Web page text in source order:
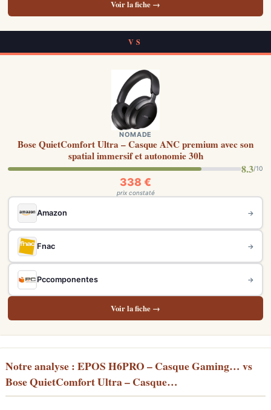
Voir la fiche →
VS
NOMADE
Bose QuietComfort Ultra – Casque ANC premium avec son
spatial immersif et autonomie 30h
8.3/10
338 €
prix constaté
Amazon →
Fnac →
Pccomponentes →
Voir la fiche →
Notre analyse : EPOS H6PRO – Casque Gaming… vs
Bose QuietComfort Ultra – Casque…